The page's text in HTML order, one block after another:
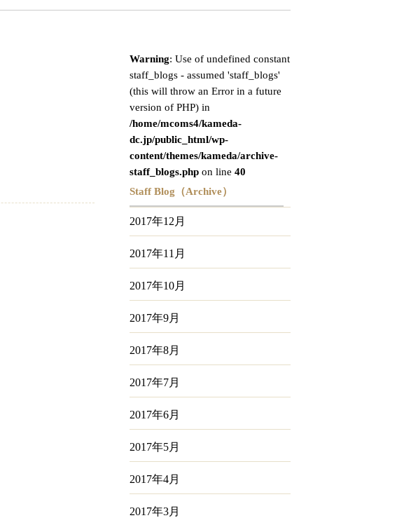
Warning: Use of undefined constant
staff_blogs - assumed 'staff_blogs'
(this will throw an Error in a future
version of PHP) in
/home/mcoms4/kameda-
dc.jp/public_html/wp-
content/themes/kameda/archive-
staff_blogs.php on line 40
Staff Blog（Archive）
2017年12月
2017年11月
2017年10月
2017年9月
2017年8月
2017年7月
2017年6月
2017年5月
2017年4月
2017年3月